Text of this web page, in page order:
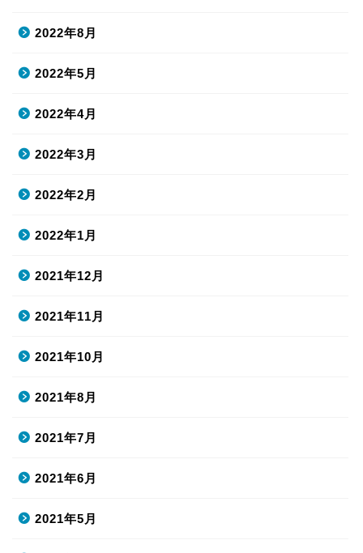
2022年8月
2022年5月
2022年4月
2022年3月
2022年2月
2022年1月
2021年12月
2021年11月
2021年10月
2021年8月
2021年7月
2021年6月
2021年5月